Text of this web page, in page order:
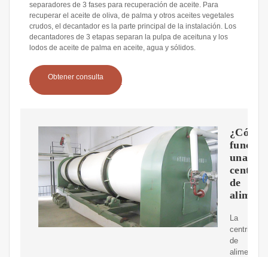
separadores de 3 fases para recuperación de aceite. Para
recuperar el aceite de oliva, de palma y otros aceites vegetales
crudos, el decantador es la parte principal de la instalación. Los
decantadores de 3 etapas separan la pulpa de aceituna y los
lodos de aceite de palma en aceite, agua y sólidos.
Obtener consulta
¿Cómo
una
de
La
de
alimentos